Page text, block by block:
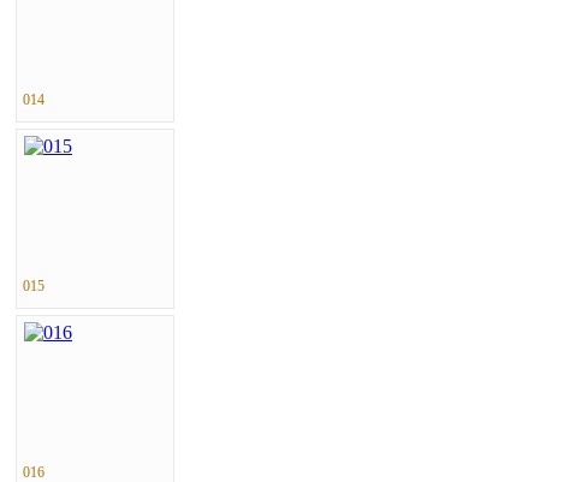
014
015
016